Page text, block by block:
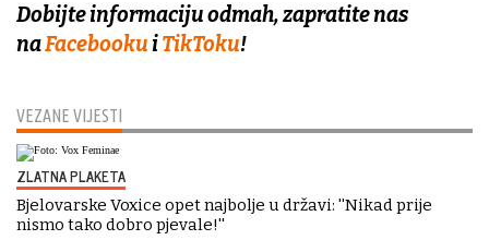
VEZANE VIJESTI
ZLATNA PLAKETA
Bjelovarske Voxice opet najbolje u državi: ''Nikad prije
nismo tako dobro pjevale!''
Dobijte informaciju odmah, zapratite nas
naFacebooku iTikToku!